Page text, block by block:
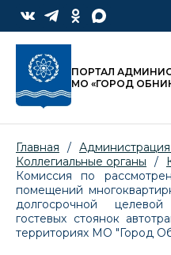
ПОРТАЛ
МО «ГОРОД
Главная /
Коллегиальные органы
/
Комиссия по
помещений
долгосрочной
гостевых стоянок
территориях МО "Город